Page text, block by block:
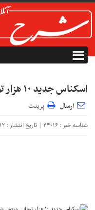
اسکناس جدید ۱۰ هزار تومانی منتشر شد + عکس
ارسال پرینت
شناسه خبر : 44016 | تاریخ انتشار : 12 نوامبر 2020 - 13:39 | تعداد دیدگاه :